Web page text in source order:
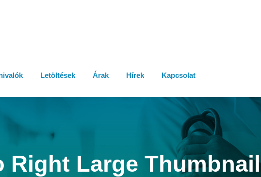
Letöltések Árak Hírek Kapcsolat
Right Large Thumbnail